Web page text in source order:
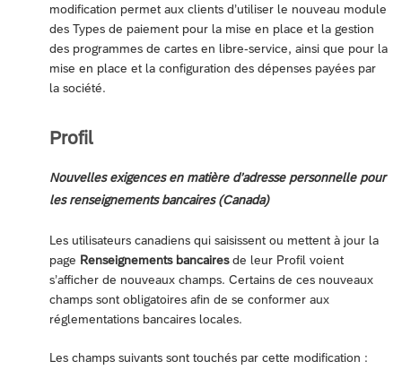
modification permet aux clients d’utiliser le nouveau module
des Types de paiement pour la mise en place et la gestion
des programmes de cartes en libre-service, ainsi que pour la
mise en place et la configuration des dépenses payées par
la société.
Profil
Nouvelles exigences en matière d’adresse personnelle pour
les renseignements bancaires (Canada)
Les utilisateurs canadiens qui saisissent ou mettent à jour la
page Renseignements bancairesde leur Profil voient
s’afficher de nouveaux champs. Certains de ces nouveaux
champs sont obligatoires afin de se conformer aux
réglementations bancaires locales.
Les champs suivants sont touchés par cette modification :